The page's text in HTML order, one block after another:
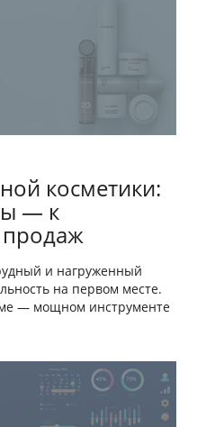
косметики:
— к
продаж
и нагруженный
на первом месте.
— мощном инструменте